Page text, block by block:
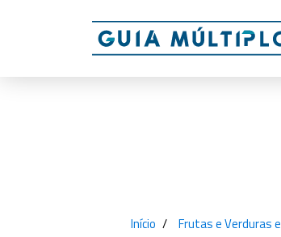
Início Frutas e Verduras